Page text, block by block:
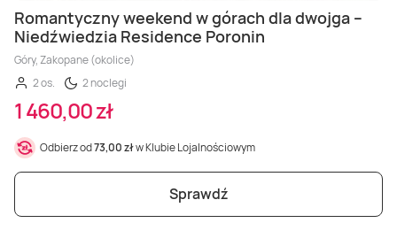
Romantyczny weekend w górach dla dwojga –
Niedźwiedzia Residence Poronin
Góry, Zakopane (okolice)
2 os.
2 noclegi
1 460,00 zł
Odbierz od73,00 złw Klubie Lojalnościowym
Sprawdź